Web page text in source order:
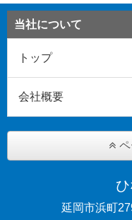
当社について
トップ
会社概要
延岡市浜町